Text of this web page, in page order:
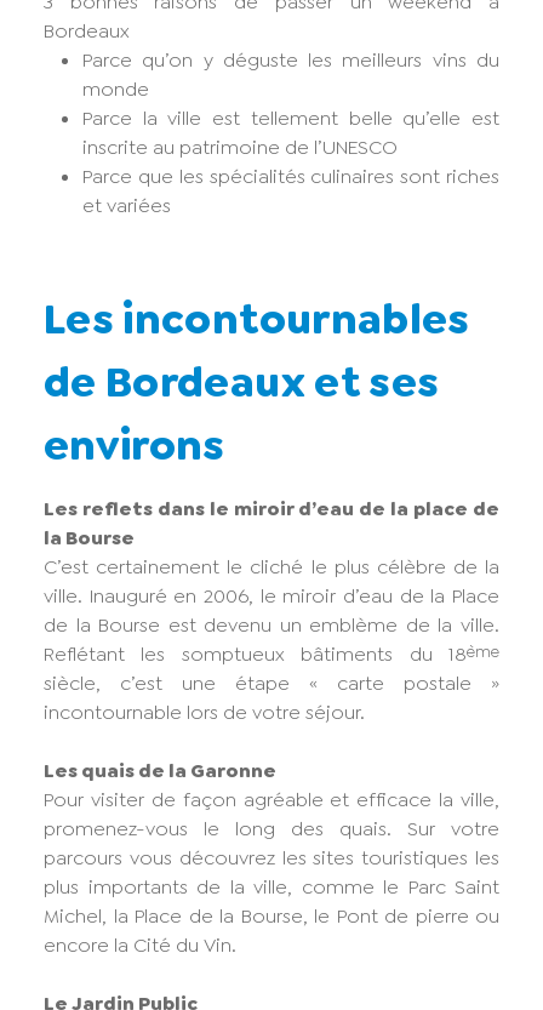
Bordeaux
Parce qu’on y déguste les meilleurs vins du
monde
Parce la ville est tellement belle qu’elle est
inscrite au patrimoine de l’UNESCO
Parce que les spécialités culinaires sont riches
et variées
Les incontournables
de Bordeaux et ses
environs
Les reflets dans le miroir d’eau de la place de
la Bourse
C’est certainement le cliché le plus célèbre de la
ville. Inauguré en 2006, le miroir d’eau de la Place
de la Bourse est devenu un emblème de la ville.
Reflétant les somptueux bâtiments du 18ème
siècle, c’est une étape « carte postale »
incontournable lors de votre séjour.
Les quais de la Garonne
Pour visiter de façon agréable et efficace la ville,
promenez-vous le long des quais. Sur votre
parcours vous découvrez les sites touristiques les
plus importants de la ville, comme le Parc Saint
Michel, la Place de la Bourse, le Pont de pierre ou
encore la Cité du Vin.
Le Jardin Public